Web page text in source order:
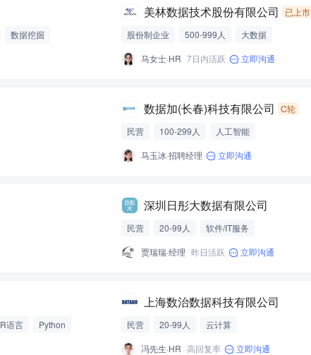
数据挖掘
美林数据技术股份有限公司
已上市
股份制企业
500-999人
大数据
马女士·HR 7日内活跃 立即沟通
数据加(长春)科技有限公司 C轮
民营
100-299人
人工智能
马玉冰·招聘经理
立即沟通
深圳日彤大数据有限公司
民营 20-99人
软件/IT服务
贾瑞瑞·经理 昨日活跃 立即沟通
R语言 Python
上海数治数据科技有限公司
民营 20-99人
云计算
冯先生·HR 高回复率 立即沟通